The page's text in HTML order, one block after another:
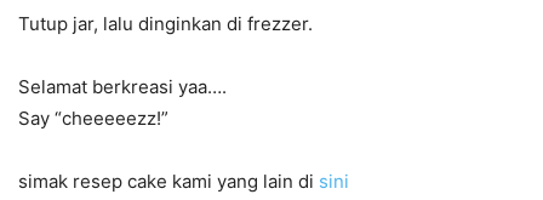
Tutup jar, lalu dinginkan di frezzer.
Selamat berkreasi yaa….
Say “cheeeeezz!”
simak resep cake kami yang lain di sini